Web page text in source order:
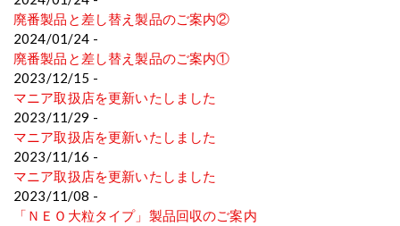
廃番製品と差し替え製品のご案内②
2024/01/24 -
廃番製品と差し替え製品のご案内①
2023/12/15 -
マニア取扱店を更新いたしました
2023/11/29 -
マニア取扱店を更新いたしました
2023/11/16 -
マニア取扱店を更新いたしました
2023/11/08 -
「ＮＥＯ大粒タイプ」製品回収のご案内